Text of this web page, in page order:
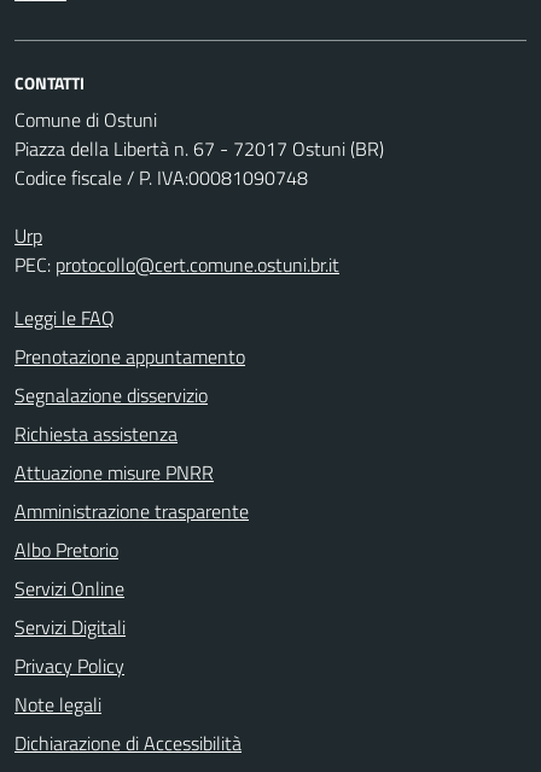
CONTATTI
Comune di Ostuni
Piazza della Libertà n. 67 - 72017 Ostuni (BR)
Codice fiscale / P. IVA:00081090748
Urp
PEC: protocollo@cert.comune.ostuni.br.it
Leggi le FAQ
Prenotazione appuntamento
Segnalazione disservizio
Richiesta assistenza
Attuazione misure PNRR
Amministrazione trasparente
Albo Pretorio
Servizi Online
Servizi Digitali
Privacy Policy
Note legali
Dichiarazione di Accessibilità